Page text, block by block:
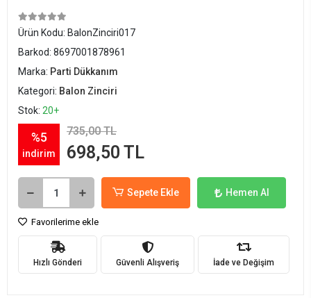
Ürün Kodu: BalonZinciri017
Barkod: 8697001878961
Marka: Parti Dükkanım
Kategori: Balon Zinciri
Stok: 20+
%5
indirim
735,00 TL
698,50 TL
Sepete Ekle Hemen Al
Favorilerime ekle
Hızlı Gönderi Güvenli Alışveriş İade ve Değişim